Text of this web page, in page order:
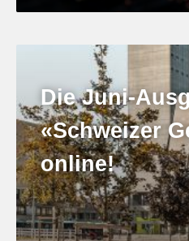
Die Juni-
«Schweizer
online!